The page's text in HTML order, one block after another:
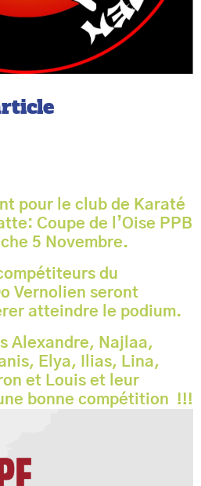
pour le club de Karaté
Coupe de l’Oise PPB
5 Novembre.
du
Vernolien seront
atteindre le podium.
Alexandre, Najlaa,
Elya, Ilias, Lina,
et Louis et leur
bonne compétition !!!